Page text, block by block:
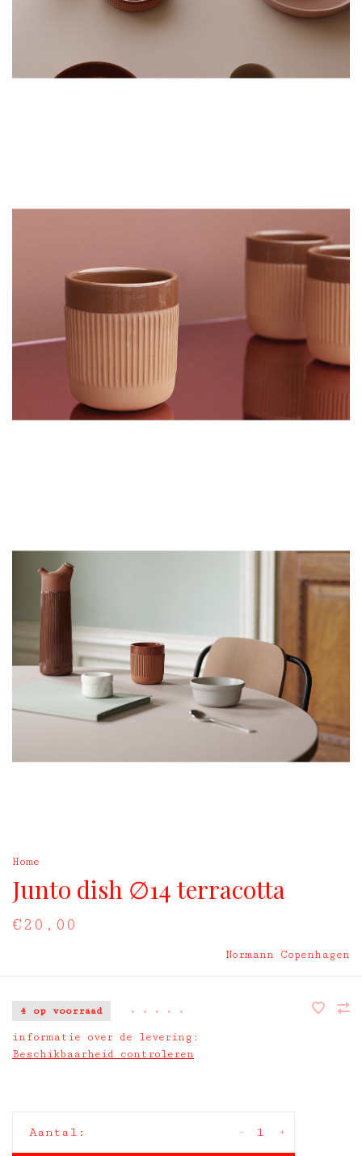
Home
Junto dish ∅14 terracotta
€20,00
Normann Copenhagen
4 op voorraad • • • • •
informatie over de levering:
Beschikbaarheid controleren
Aantal: +
-